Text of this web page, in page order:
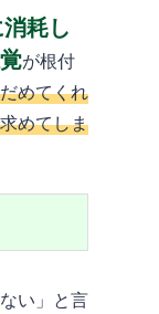
耗し
が根付
めてくれ
めてしま
い」と言